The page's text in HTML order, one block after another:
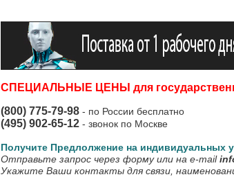
СПЕЦИАЛЬНЫЕ ЦЕНЫ для
(800) 775-79-98 - по России бесплатно
(495) 902-65-12 - звонок по Москве
Получите Предлолжение на индивидуальных
Отправьте запрос через форму или на e-mail
Укажите Ваши контакты для связи,